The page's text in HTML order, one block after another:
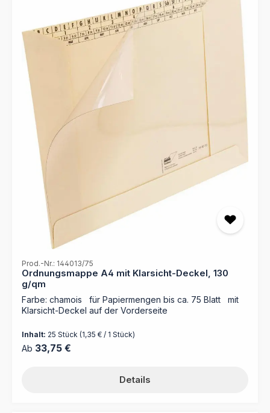
Prod.-Nr.: 144013/75
Ordnungsmappe A4 mit Klarsicht-Deckel, 130
g/qm
Farbe: chamois für Papiermengen bis ca. 75 Blatt mit
Klarsicht-Deckel auf der Vorderseite
Inhalt: 25 Stück (1,35 € / 1 Stück)
Regulärer Preis:
Ab 33,75 €
Details